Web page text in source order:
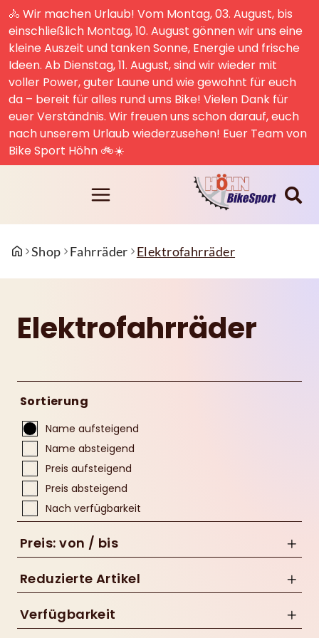
🚴 Wir machen Urlaub! Vom Montag, 03. August, bis
einschließlich Montag, 10. August gönnen wir uns eine
kleine Auszeit und tanken Sonne, Energie und frische
Ideen. Ab Dienstag, 11. August, sind wir wieder mit
voller Power, guter Laune und wie gewohnt für euch
da – bereit für alles rund ums Bike! Vielen Dank für
euer Verständnis. Wir freuen uns schon darauf, euch
nach unserem Urlaub wiederzusehen! Euer Team von
Bike Sport Höhn 🚲☀️
Shop Fahrräder Elektrofahrräder
Elektrofahrräder
Sortierung
Name aufsteigend
Name absteigend
Preis aufsteigend
Preis absteigend
Nach verfügbarkeit
Preis: von / bis
Reduzierte Artikel
Nur Reduzierte Artikel anzeigen
Verfügbarkeit